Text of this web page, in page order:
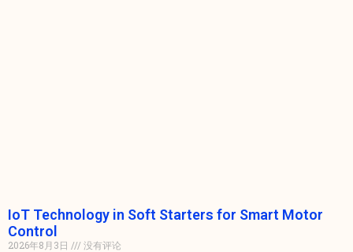
IoT Technology in Soft Starters for Smart Motor
Control
2026年8月3日
没有评论